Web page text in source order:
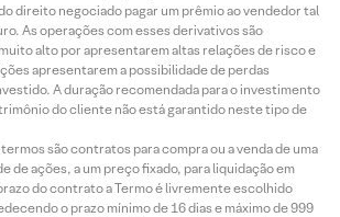
direito negociado pagar um prêmio ao vendedor tal
As operações com esses derivativos são
alto por apresentarem altas relações de risco e
apresentarem a possibilidade de perdas
A duração recomendada para o investimento
do cliente não está garantido neste tipo de
são contratos para compra ou a venda de uma
de ações, a um preço fixado, para liquidação em
do contrato a Termo é livremente escolhido
o prazo mínimo de 16 dias e máximo de 999